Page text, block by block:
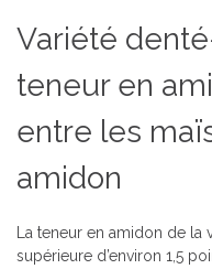
Variété
teneur en
entre les
amidon
La teneur en amidon de
supérieure d’environ 1,5